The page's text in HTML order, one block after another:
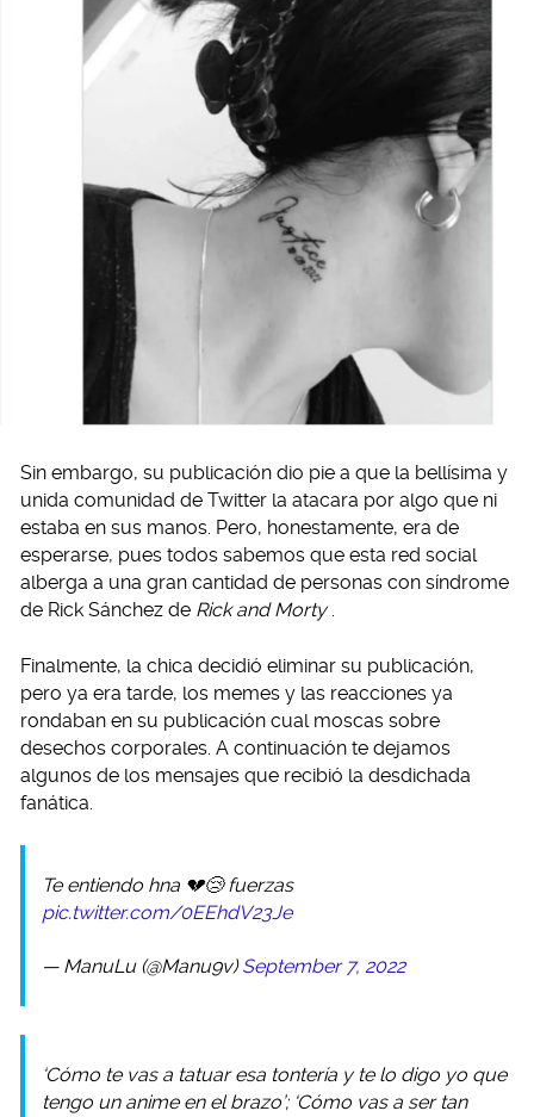
Sin embargo, su publicación dio pie a que la bellísima y
unida comunidad de Twitter la atacara por algo que ni
estaba en sus manos. Pero, honestamente, era de
esperarse, pues todos sabemos que esta red social
alberga a una gran cantidad de personas con síndrome
de Rick Sánchez de Rick and Morty .
Finalmente, la chica decidió eliminar su publicación,
pero ya era tarde, los memes y las reacciones ya
rondaban en su publicación cual moscas sobre
desechos corporales. A continuación te dejamos
algunos de los mensajes que recibió la desdichada
fanática.
Te entiendo hna 💔😢 fuerzas
pic.twitter.com/0EEhdV23Je
— ManuLu (@Manu9v)September 7, 2022
‘Cómo te vas a tatuar esa tontería y te lo digo yo que
tengo un anime en el brazo’; ‘Cómo vas a ser tan